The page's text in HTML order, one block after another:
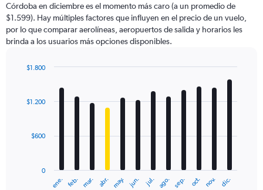
Córdoba en diciembre es el momento más caro (a un promedio de
$1.599). Hay múltiples factores que influyen en el precio de un vuelo,
por lo que comparar aerolíneas, aeropuertos de salida y horarios les
brinda a los usuarios más opciones disponibles.
with
12
The
ene. feb. mar. abr. may. jun. jul. ago. sep. oct. nov. dic.
0
$600
$1.200
$1.800